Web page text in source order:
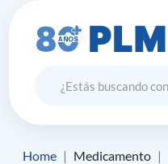
Home Medicamento